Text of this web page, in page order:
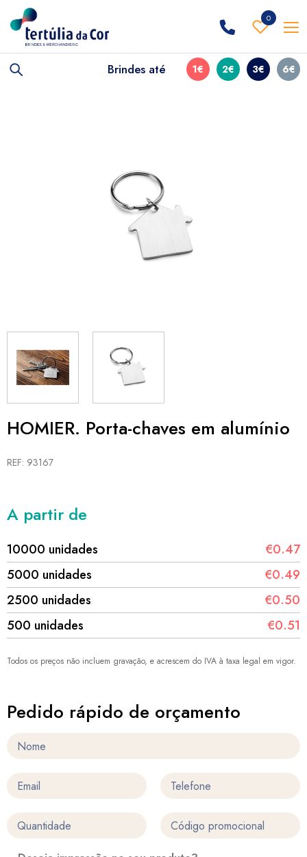
0
Brindes até 1€ 2€ 3€ 6€
HOMIER. Porta-chaves em alumínio
REF: 93167
A partir de
10000 unidades
€0.47
5000 unidades
€0.49
2500 unidades
€0.50
500 unidades
€0.51
Todos os preços não incluem gravação, e acrescem do IVA à taxa legal em vigor.
Pedido rápido de orçamento